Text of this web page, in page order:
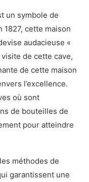
un symbole de
cette maison
audacieuse «
visite de cette cave,
de cette maison
l’excellence.
où sont
de bouteilles de
pour atteindre
méthodes de
garantissent une